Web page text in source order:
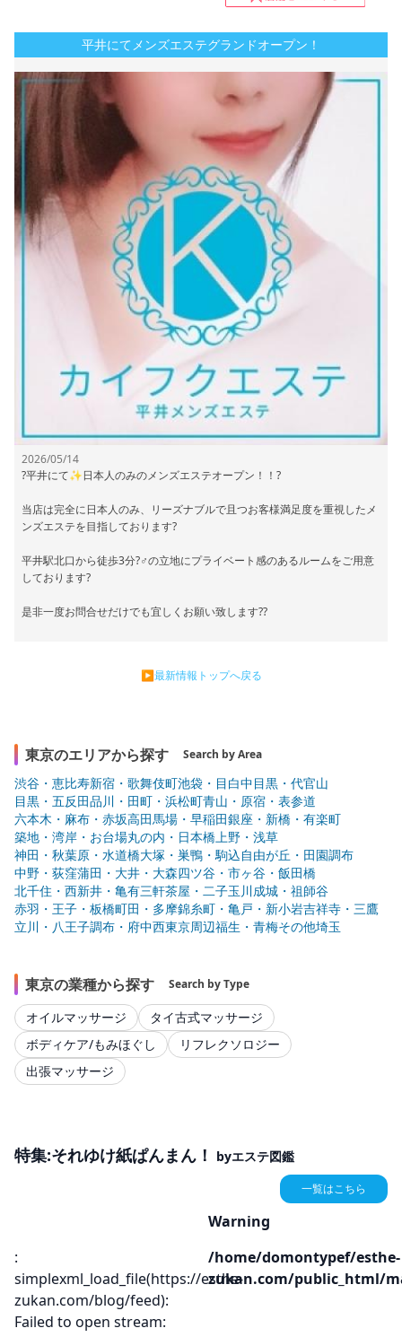
平井にてメンズエステグランドオープン！
2026/05/14
?平井にて✨日本人のみのメンズエステオープン！！?
当店は完全に日本人のみ、リーズナブルで且つお客様満足度を重視したメ
ンズエステを目指しております?
平井駅北口から徒歩3分?‍♂️の立地にプライベート感のあるルームをご用意
しております?
是非一度お問合せだけでも宜しくお願い致します??
▶最新情報トップへ戻る
東京のエリアから探す Search by Area
渋谷・恵比寿新宿・歌舞伎町池袋・目白中目黒・代官山
目黒・五反田品川・田町・浜松町青山・原宿・表参道
六本木・麻布・赤坂高田馬場・早稲田銀座・新橋・有楽町
築地・湾岸・お台場丸の内・日本橋上野・浅草
神田・秋葉原・水道橋大塚・巣鴨・駒込自由が丘・田園調布
中野・荻窪蒲田・大井・大森四ツ谷・市ヶ谷・飯田橋
北千住・西新井・亀有三軒茶屋・二子玉川成城・祖師谷
赤羽・王子・板橋町田・多摩錦糸町・亀戸・新小岩吉祥寺・三鷹
立川・八王子調布・府中西東京周辺福生・青梅その他埼玉
東京の業種から探す Search by Type
オイルマッサージ
タイ古式マッサージ
ボディケア/もみほぐし
リフレクソロジー
出張マッサージ
特集:それゆけ紙ぱんまん！ byエステ図鑑
一覧はこちら
Warning
:
simplexml_load_file(https://esthe-
zukan.com/blog/feed):
Failed to open stream:
/home/domontypef/esthe-
zukan.com/public_html/